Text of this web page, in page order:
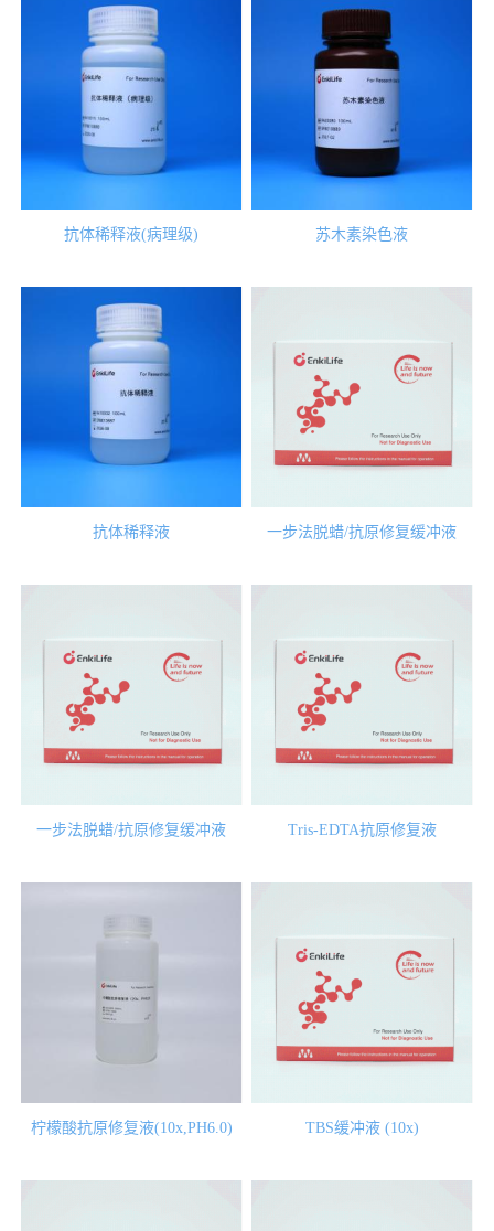
抗体稀释液(病理级) 苏木素染色液
抗体稀释液 一步法脱蜡/抗原修复缓冲液
一步法脱蜡/抗原修复缓冲液 Tris-EDTA抗原修复液
柠檬酸抗原修复液(10x,PH6.0) TBS缓冲液 (10x)